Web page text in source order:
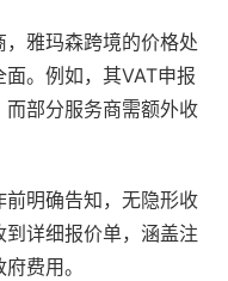
，雅玛森跨境的价格处
。例如，其VAT申报
部分服务商需额外收
前明确告知，无隐形收
详细报价单，涵盖注
费用。